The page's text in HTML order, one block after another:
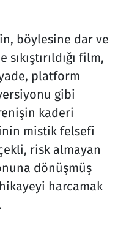
böylesine dar ve
film,
platform
gibi
kaderi
mistik felsefi
risk almayan
dönüşmüş
harcamak